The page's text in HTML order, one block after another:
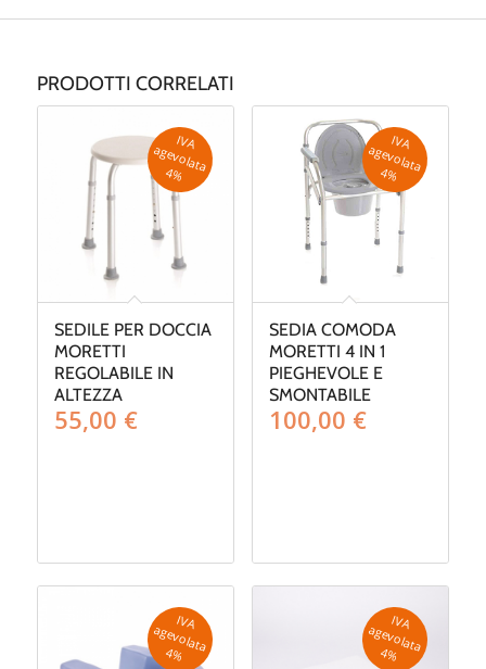
PRODOTTI CORRELATI
SEDILE PER DOCCIA
MORETTI
REGOLABILE IN
ALTEZZA
55,00 €
IV
A
a
g
e
v
o
la
ta
4
%
SEDIA COMODA
MORETTI 4 IN 1
PIEGHEVOLE E
SMONTABILE
100,00 €
IV
A
a
g
e
v
o
la
ta
4
%
IV
A
a
g
e
v
o
la
ta
4
%
IV
A
a
g
e
v
o
la
ta
4
%